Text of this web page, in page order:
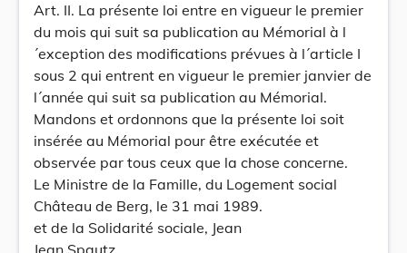
Art. II. La présente loi entre en vigueur le premier
du mois qui suit sa publication au Mémorial à l
´exception des modifications prévues à l´article I
sous 2 qui entrent en vigueur le premier janvier de
l´année qui suit sa publication au Mémorial.
Mandons et ordonnons que la présente loi soit
insérée au Mémorial pour être exécutée et
observée par tous ceux que la chose concerne.
Le Ministre de la Famille, du Logement social
Château de Berg, le 31 mai 1989.
et de la Solidarité sociale, Jean
Jean Spautz